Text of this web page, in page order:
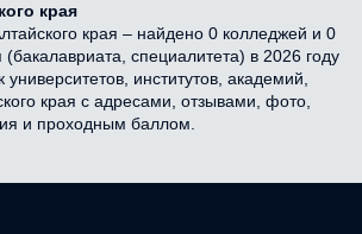
края
края – найдено 0 колледжей и 0
специалитета) в 2026 году
институтов, академий,
края с адресами, отзывами, фото,
и проходным баллом.